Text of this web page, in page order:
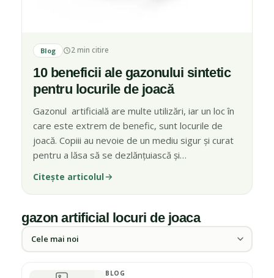
Blog 2 min citire
10 beneficii ale gazonului sintetic
pentru locurile de joacă
Gazonul artificială are multe utilizări, iar un loc în
care este extrem de benefic, sunt locurile de
joacă. Copiii au nevoie de un mediu sigur și curat
pentru a lăsa să se dezlănțuiască și…
Citește articolul
gazon artificial locuri de joaca
Ordonează articolele
BLOG